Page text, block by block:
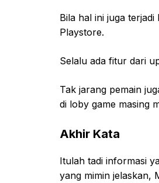
Bila hal ini juga
Playstore.
Selalu ada fitur dari
Tak jarang pemain
di loby game masing
Akhir Kata
Itulah tadi informasi
yang mimin jelaskan,